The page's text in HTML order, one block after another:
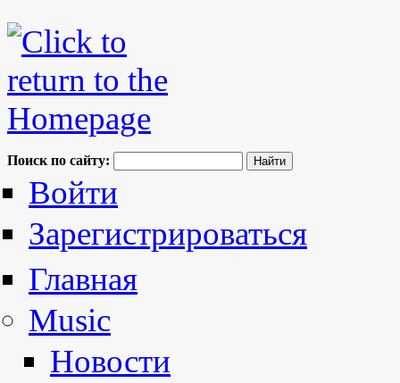
Поиск по сайту:
Войти
Зарегистрироваться
Главная
Music
Новости